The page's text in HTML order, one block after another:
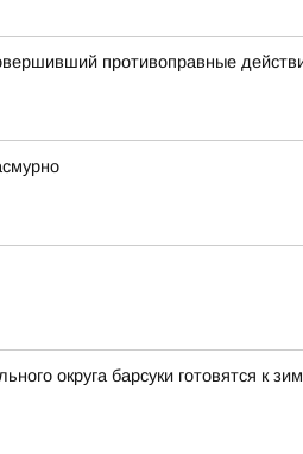
противоправные
округа барсуки готовятся к